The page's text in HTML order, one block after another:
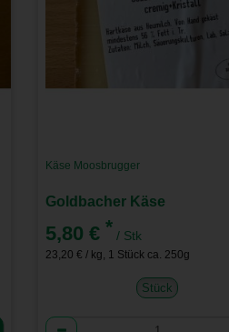
Käse Moosbrugger
Goldbacher Käse
5,80 €* / Stk
23,20 € / kg, 1 Stück ca. 250g
Stück
Anzahl